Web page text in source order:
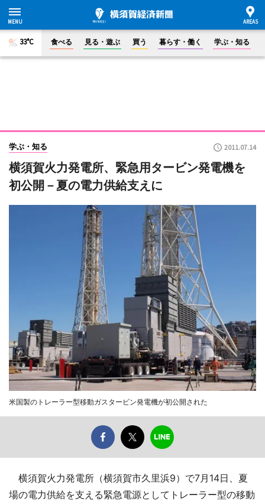
33°C 食べる 見る・遊ぶ 買う 暮らす・働く 学ぶ・知る
学ぶ・知る 2011.07.14
横須賀火力発電所、緊急用タービン発電機を
初公開－夏の電力供給支えに
米国製のトレーラー型移動ガスタービン発電機が初公開された
横須賀火力発電所（横須賀市久里浜9）で7月14日、夏
場の電力供給を支える緊急電源としてトレーラー型の移動